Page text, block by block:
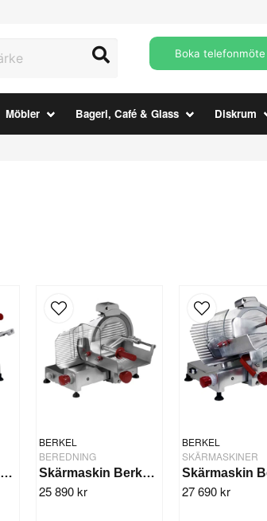
Boka telefonmöte
Möbler Bageri, Café & Glass Diskrum
Skärmaskin Berkel 300GE
BERKEL
BEREDNING
Skärmaskin Berkel 300ESM
25 890 kr
BERKEL
SKÄRMASKINER
27 690 kr